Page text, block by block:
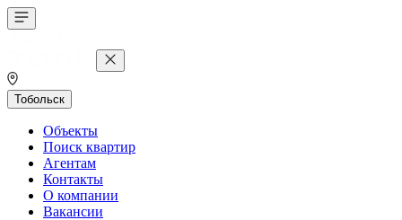
Тобольск
Объекты
Поиск квартир
Агентам
Контакты
О компании
Вакансии